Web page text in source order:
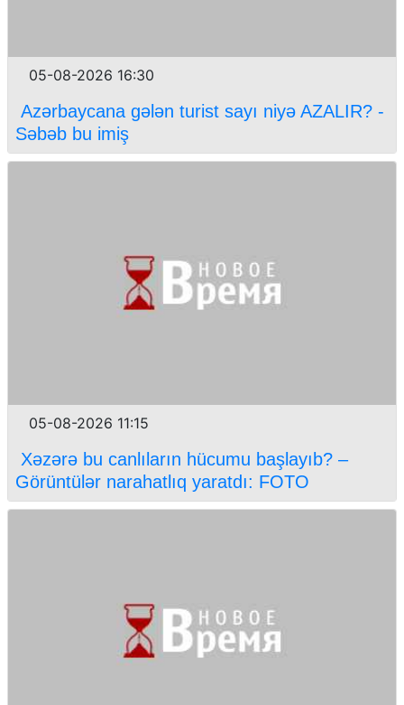
05-08-2026 16:30
Azərbaycana gələn turist sayı niyə AZALIR? -
Səbəb bu imiş
05-08-2026 11:15
Xəzərə bu canlıların hücumu başlayıb? –
Görüntülər narahatlıq yaratdı: FOTO